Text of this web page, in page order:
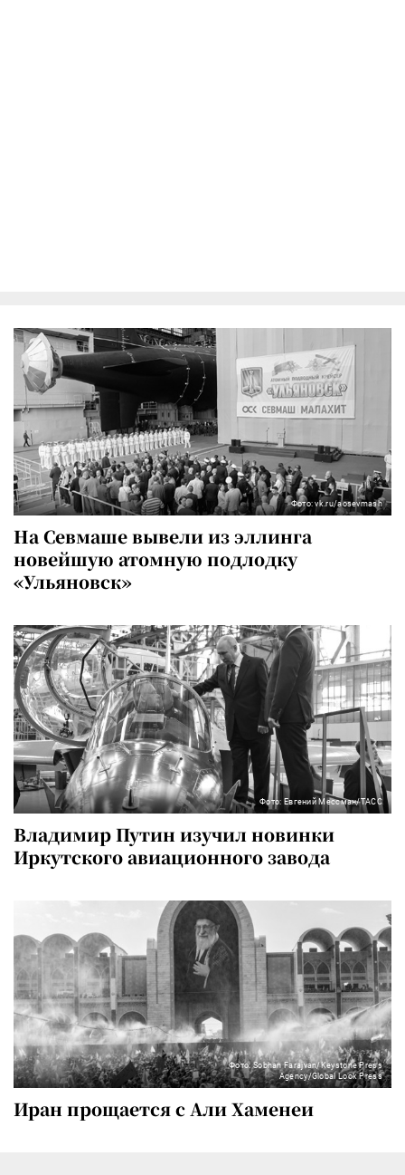
Фото: vk.ru/aosevmash
На Севмаше вывели из эллинга
новейшую атомную подлодку
«Ульяновск»
Фото: Евгений Мессман/ТАСС
Владимир Путин изучил новинки
Иркутского авиационного завода
Фото: Sobhan Farajvan/Keystone Press
Agency/Global Look Press
Иран прощается с Али Хаменеи